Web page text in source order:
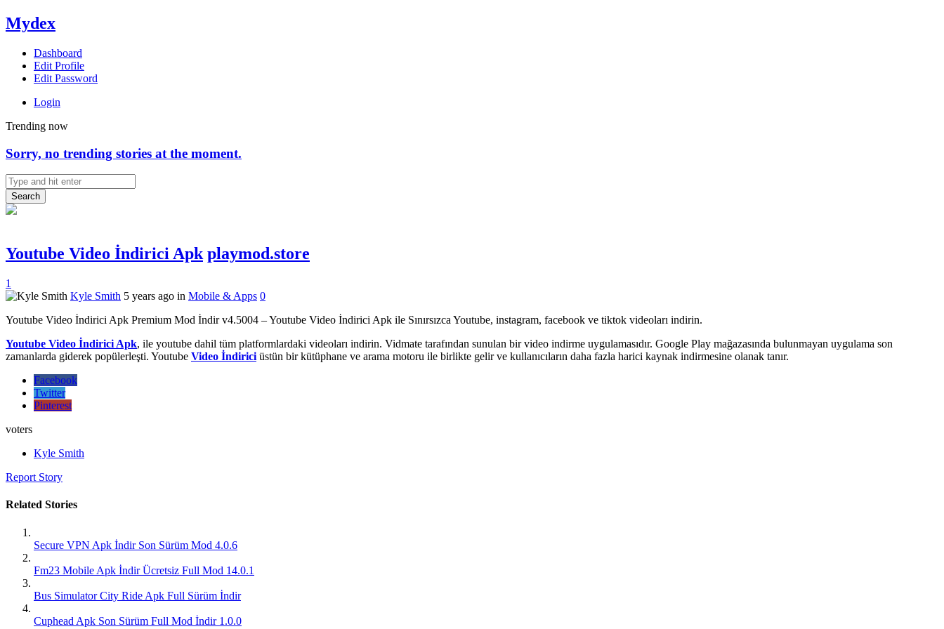
Mydex
Dashboard
Edit Profile
Edit Password
Login
Trending now
Sorry, no trending stories at the moment.
Search
Youtube Video İndirici Apk playmod.store
1
Kyle Smith 5 years ago in Mobile & Apps 0
Youtube Video İndirici Apk Premium Mod İndir v4.5004 – Youtube Video İndirici Apk ile Sınırsızca Youtube, instagram, facebook ve tiktok videoları indirin.
Youtube Video İndirici Apk, ile youtube dahil tüm platformlardaki videoları indirin. Vidmate tarafından sunulan bir video indirme uygulamasıdır. Google Play mağazasında bulunmayan uygulama son
zamanlarda giderek popülerleşti. Youtube Video İndirici üstün bir kütüphane ve arama motoru ile birlikte gelir ve kullanıcıların daha fazla harici kaynak indirmesine olanak tanır.
Facebook
Twitter
Pinterest
voters
Kyle Smith
Report Story
Related Stories
Secure VPN Apk İndir Son Sürüm Mod 4.0.6
Fm23 Mobile Apk İndir Ücretsiz Full Mod 14.0.1
Bus Simulator City Ride Apk Full Sürüm İndir
Cuphead Apk Son Sürüm Full Mod İndir 1.0.0